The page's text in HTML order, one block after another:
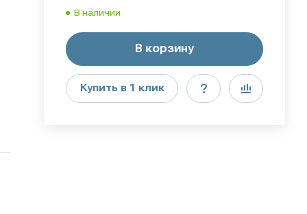
В наличии
В корзину
Купить в 1 клик